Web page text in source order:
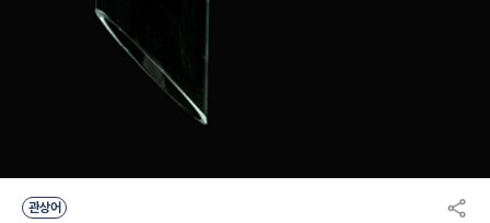
관상어